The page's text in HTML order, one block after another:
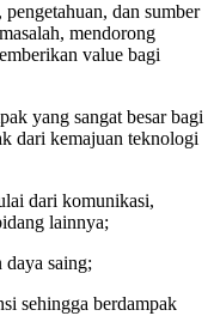
dan sumber
mendorong
value bagi
yang sangat besar bagi
dari kemajuan teknologi
dari komunikasi,
lainnya;
saing;
sehingga berdampak